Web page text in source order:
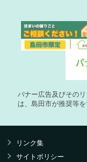
バナー広告及びその
は、島田市が推奨等
リンク集
サイトポリシー